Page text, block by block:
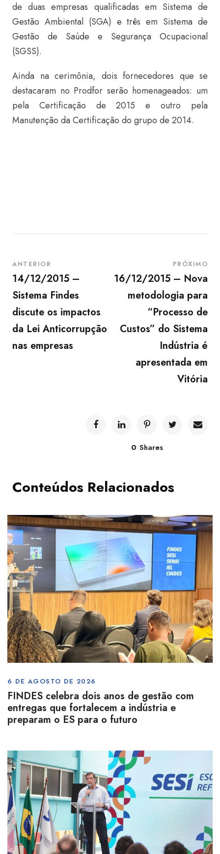
de duas empresas qualificadas em Sistema de
Gestão Ambiental (SGA) e três em Sistema de
Gestão de Saúde e Segurança Ocupacional
(SGSS).
Ainda na cerimônia, dois fornecedores que se
destacaram no Prodfor serão homenageados: um
pela Certificação de 2015 e outro pela
Manutenção da Certificação do grupo de 2014.
ANTERIOR
14/12/2015 –
Sistema Findes
discute os impactos
da Lei Anticorrupção
nas empresas
PRÓXIMO
16/12/2015 – Nova
metodologia para
“Processo de
Custos” do Sistema
Indústria é
apresentada em
Vitória
0 Shares
Conteúdos Relacionados
6 DE AGOSTO DE 2026
FINDES celebra dois anos de gestão com
entregas que fortalecem a indústria e
preparam o ES para o futuro